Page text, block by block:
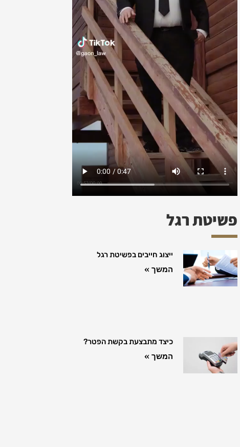
פשיטת רגל
ייצוג חייבים בפשיטת רגל
המשך »
כיצד מתבצעת בקשת הפטר?
המשך »